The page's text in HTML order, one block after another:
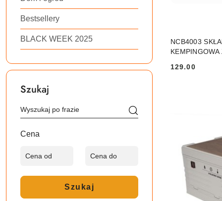
Bestsellery
BLACK WEEK 2025
Szukaj
Cena
Szukaj
NCB4003
Cena:
129.00